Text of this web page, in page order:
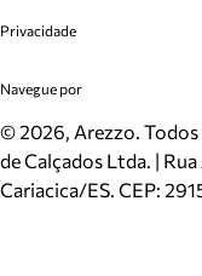
Mapa do Site
Inverno
Mundo Arezzo
Cadastro
Meus Pedidos
Trocas e Devoluções
Cartão Presente
Localizador de lojas
Privacidade
Politica e Privacidade
Navegue por
Sapatos
Bolsas
Scarpins
©2026, Arezzo.
de Calçados Ltda. |
Cariacica/ES. CEP: